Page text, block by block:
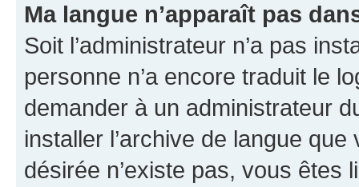
Ma langue n’apparaît pas
Soit l’administrateur n’a pas
personne n’a encore traduit le
demander à un administrateur
installer l’archive de langue
désirée n’existe pas, vous êtes